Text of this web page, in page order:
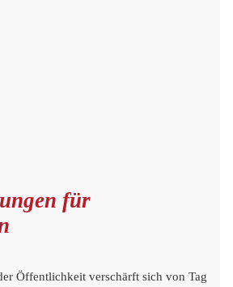
für
Öffentlichkeit verschärft sich von Tag